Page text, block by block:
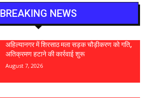
BREAKING NEWS
अहिल्यानगर में शिरसाठ मला सड़क चौड़ीकरण को गति,
अतिक्रमण हटाने की कार्रवाई शुरू
August 7, 2026